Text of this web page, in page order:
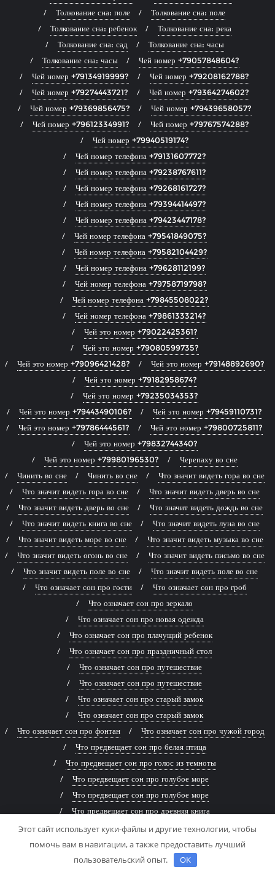
Толкование сна: поле
Толкование сна: поле
Толкование сна: ребенок
Толкование сна: река
Толкование сна: сад
Толкование сна: часы
Толкование сна: часы
Чей номер +79057848604?
Чей номер +79134919999?
Чей номер +79208162788?
Чей номер +79274443721?
Чей номер +79364274602?
Чей номер +79369856475?
Чей номер +79439658057?
Чей номер +79612334991?
Чей номер +79767574288?
Чей номер +79940519174?
Чей номер телефона +79131607772?
Чей номер телефона +79238767611?
Чей номер телефона +79268161727?
Чей номер телефона +79394414497?
Чей номер телефона +79423447178?
Чей номер телефона +79541849075?
Чей номер телефона +79582104429?
Чей номер телефона +79628112199?
Чей номер телефона +79758719798?
Чей номер телефона +79845508022?
Чей номер телефона +79861333214?
Чей это номер +79022425361?
Чей это номер +79080599735?
Чей это номер +79096421428?
Чей это номер +79148892690?
Чей это номер +79182958674?
Чей это номер +79235034353?
Чей это номер +79443490106?
Чей это номер +79459110731?
Чей это номер +79786444561?
Чей это номер +79800725811?
Чей это номер +79832744340?
Чей это номер +79980196530?
Черепаху во сне
Чинить во сне
Чинить во сне
Что значит видеть гора во сне
Что значит видеть гора во сне
Что значит видеть дверь во сне
Что значит видеть дверь во сне
Что значит видеть дождь во сне
Что значит видеть книга во сне
Что значит видеть луна во сне
Что значит видеть море во сне
Что значит видеть музыка во сне
Что значит видеть огонь во сне
Что значит видеть письмо во сне
Что значит видеть поле во сне
Что значит видеть поле во сне
Что означает сон про гости
Что означает сон про гроб
Что означает сон про зеркало
Что означает сон про новая одежда
Что означает сон про плачущий ребенок
Что означает сон про праздничный стол
Что означает сон про путешествие
Что означает сон про путешествие
Что означает сон про старый замок
Что означает сон про старый замок
Что означает сон про фонтан
Что означает сон про чужой город
Что предвещает сон про белая птица
Что предвещает сон про голос из темноты
Что предвещает сон про голубое море
Что предвещает сон про голубое море
Что предвещает сон про древняя книга
Что предвещает сон про живописная река
Что предвещает сон про заброшенный дом
Что предвещает сон про заброшенный дом
Этот сайт использует куки-файлы и другие технологии, чтобы
помочь вам в навигации, а также предоставить лучший
пользовательский опыт.
OK